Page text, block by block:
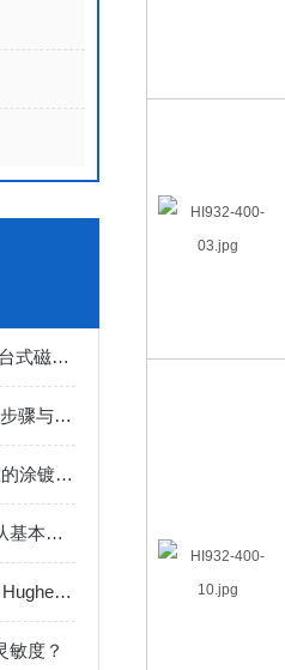
德国LIST李斯特FerroPro FP-5台式磁导率仪：高精度检测，助力材料质量把控
德国WTW便携式浊度仪的校准步骤与注意事项
DUALSCOPE MP0：高效精准的涂镀层测厚专家，为工业品质保驾护航！
一文读懂罗维朋色度分析仪：从基本概念到重要作用
Waygate Technologies（Baker Hughes旗下）便携式超声波检测仪
敏度？